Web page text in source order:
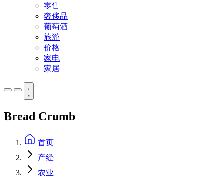
零售
奢侈品
葡萄酒
旅游
价格
家电
家居
Bread Crumb
首页
产经
农业